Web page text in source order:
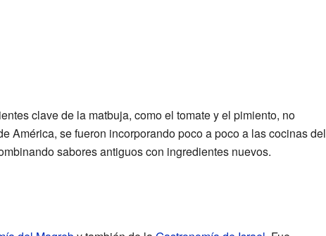
clave de la matbuja, como el tomate y el pimiento, no
América, se fueron incorporando poco a poco a las cocinas del
sabores antiguos con ingredientes nuevos.